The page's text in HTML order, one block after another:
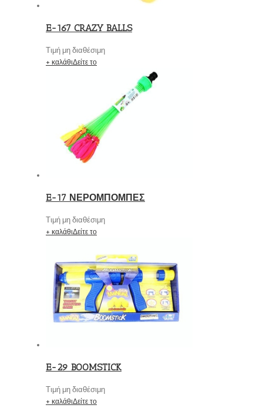
E-167 CRAZY BALLS
Τιμή μη διαθέσιμη
+ καλάθιΔείτε το
E-17 ΝΕΡΟΜΠΟΜΠΕΣ
Τιμή μη διαθέσιμη
+ καλάθιΔείτε το
E-29 BOOMSTICK
Τιμή μη διαθέσιμη
+ καλάθιΔείτε το